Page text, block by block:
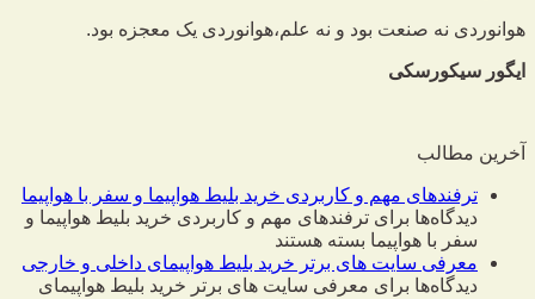
هوانوردی نه صنعت بود و نه علم،هوانوردی یک معجزه بود.
ایگور سیکورسکی
آخرین مطالب
ترفندهای مهم و کاربردی خرید بلیط هواپیما و سفر با هواپیما
دیدگاه‌ها برای ترفندهای مهم و کاربردی خرید بلیط هواپیما و
سفر با هواپیما بسته هستند
معرفی سایت های برتر خرید بلیط هواپیمای داخلی و خارجی
دیدگاه‌ها برای معرفی سایت های برتر خرید بلیط هواپیمای